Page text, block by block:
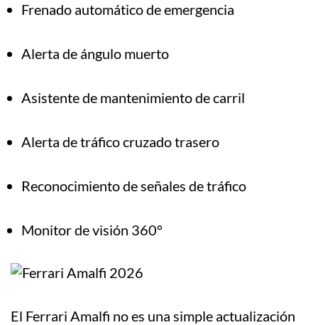
Frenado automático de emergencia
Alerta de ángulo muerto
Asistente de mantenimiento de carril
Alerta de tráfico cruzado trasero
Reconocimiento de señales de tráfico
Monitor de visión 360°
El Ferrari Amalfi no es una simple actualización